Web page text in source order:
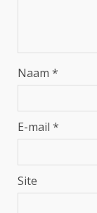
Naam *
E-mail *
Site